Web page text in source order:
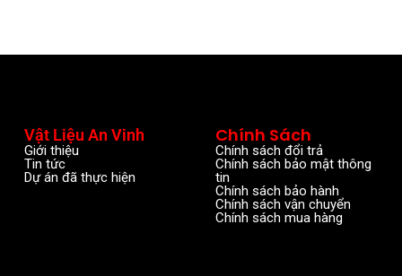
Vật Liệu An Vinh
Giới thiệu
Tin tức
Dự án đã thực hiện
Chính Sách
Chính sách đổi trả
Chính sách bảo mật thông
tin
Chính sách bảo hành
Chính sách vận chuyển
Chính sách mua hàng